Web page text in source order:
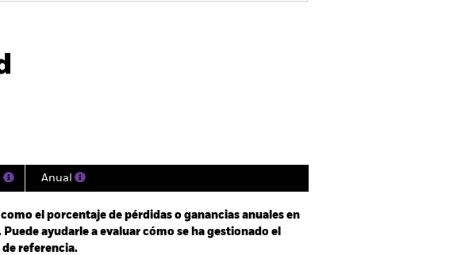
del fondo
Anual
el porcentaje de pérdidas o ganancias anuales en
ayudarle a evaluar cómo se ha gestionado el
referencia.